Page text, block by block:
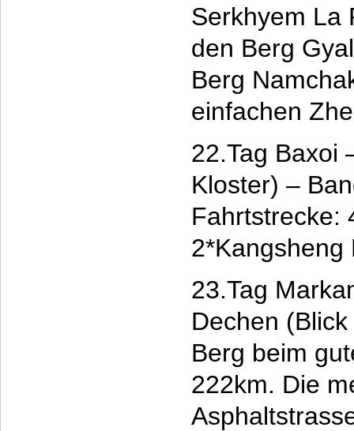
Serkhyem La
den Berg
Berg
einfachen
22.Tag Baxoi
Kloster) –
Fahrtstrecke:
2*Kangsheng
23.Tag
Dechen
Berg beim
222km. Die